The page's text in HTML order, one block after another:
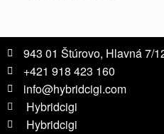
943 01 Štúrovo, Hlavná 7/
+421 918 423 160
info@hybridcigi.com
Hybridcigi
Hybridcigi